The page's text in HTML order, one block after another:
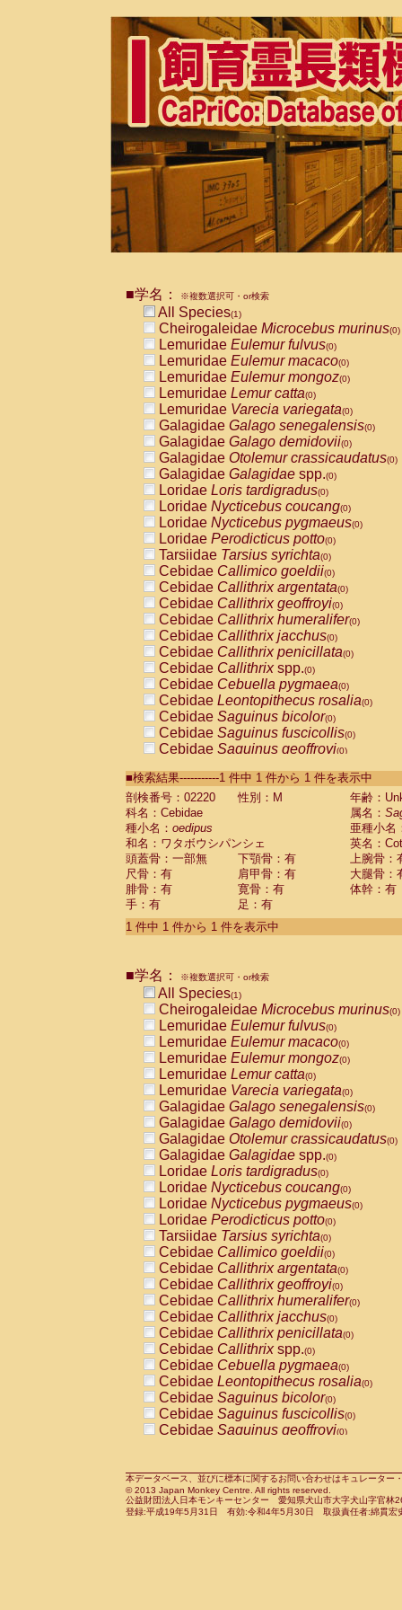
■学名： ※複数選択可・or検索
All Species(1)
Cheirogaleidae Microcebus murinus(0)
Lemuridae Eulemur fulvus(0)
Lemuridae Eulemur macaco(0)
Lemuridae Eulemur mongoz(0)
Lemuridae Lemur catta(0)
Lemuridae Varecia variegata(0)
Galagidae Galago senegalensis(0)
Galagidae Galago demidovii(0)
Galagidae Otolemur crassicaudatus(0)
Galagidae Galagidae spp.(0)
Loridae Loris tardigradus(0)
Loridae Nycticebus coucang(0)
Loridae Nycticebus pygmaeus(0)
Loridae Perodicticus potto(0)
Tarsiidae Tarsius syrichta(0)
Cebidae Callimico goeldii(0)
Cebidae Callithrix argentata(0)
Cebidae Callithrix geoffroyi(0)
Cebidae Callithrix humeralifer(0)
Cebidae Callithrix jacchus(0)
Cebidae Callithrix penicillata(0)
Cebidae Callithrixspp.(0)
Cebidae Cebuella pygmaea(0)
Cebidae Leontopithecus rosalia(0)
Cebidae Saguinus bicolor(0)
Cebidae Saguinus fuscicollis(0)
Cebidae Saguinus geoffroyi(0)
CebidaeSaguinus labiatus(0)
Cebidae Saguinus leucopus (0)
Cebidae
Cebidae
CebidaeSaguinus nigricollis (0)
Cebidae Saguinus oedipus
Cebidae Saguinus weddelli
Cebidae Saguinusspp.
Cebidae Aotus trivirgatus
Cebidae Cebus albifrons
CebidaeCebus nigrivittatus
CebidaeCebus
CebidaeSaimiri boliviensis(0)
CebidaeSaimiri sciureus(0)
AtelidaeAlouatta caraya(0)
AtelidaeAlouatta fusca(0)
AtelidaeAlouatta seniculus
AtelidaeAlouattaspp.(0)
AtelidaeAteles belzebuth(0)
AtelidaeAteles geoffroyi(0)
AtelidaeAteles paniscus(0)
AtelidaeAtelesspp.(0)
Atelidae Lagothrix lagothricha
AtelidaeLagothrix lagothricha cana
PitheciidaeCacajao calvus
PitheciidaeCallicebus cupreus
PitheciidaeCallicebus donacophilus
PitheciidaeCallicebus moloch
PitheciidaeCallicebus torquatus
PitheciidaeCallicebusspp.(0)
PitheciidaeChiropotes satanas(0)
PitheciidaePithecia monachus
PitheciidaePithecia pithecia(0)
CercopithecidaeCercocebus agilis
CercopithecidaeCercocebus
CercopithecidaeCercocebus
CercopithecidaeCercocebus
CercopithecidaeCercocebus
CercopithecidaeCercocebushybrid
CercopithecidaePapio anubis(0)
CercopithecidaePapio cynocephalus
CercopithecidaePapio hamadryas(0)
■検索結果-----------1 件中 1 件から 1 件を表示中
剖検番号：02220
性別：M
年齢：
科名：Cebidae
属名：
種小名： oedipus
亜種小名
和名：ワタボウシパンシェ
英名：
頭蓋骨：一部無
下顎骨：有
上腕骨：
尺骨：有
肩甲骨：有
大腿骨：
腓骨：有
寛骨：有
体幹：有
手：有
足：有
1 件中 1 件から 1 件を表示中
■学名： ※複数選択可・or検索
All Species(1)
Cheirogaleidae Microcebus murinus(0)
Lemuridae Eulemur fulvus(0)
Lemuridae Eulemur macaco(0)
Lemuridae Eulemur mongoz(0)
Lemuridae Lemur catta(0)
Lemuridae Varecia variegata(0)
Galagidae Galago senegalensis(0)
Galagidae Galago demidovii(0)
Galagidae Otolemur crassicaudatus(0)
Galagidae Galagidae spp.(0)
Loridae Loris tardigradus(0)
Loridae Nycticebus coucang(0)
Loridae Nycticebus pygmaeus(0)
Loridae Perodicticus potto(0)
Tarsiidae Tarsius syrichta(0)
Cebidae Callimico goeldii(0)
Cebidae Callithrix argentata(0)
Cebidae Callithrix geoffroyi(0)
Cebidae Callithrix humeralifer(0)
Cebidae Callithrix jacchus(0)
Cebidae Callithrix penicillata(0)
Cebidae Callithrixspp.(0)
Cebidae Cebuella pygmaea(0)
Cebidae Leontopithecus rosalia(0)
Cebidae Saguinus bicolor(0)
Cebidae Saguinus fuscicollis(0)
Cebidae Saguinus geoffroyi(0)
CebidaeSaguinus leucopus(0)
CebidaeSaguinus midas(0)
Cebidae Saguinus mystax(0)
本データベース、並びに標本に関するお問い合わせはキュレータ
© 2013 Japan Monkey Centre. All rights reserved.
公益財団法人日本モンキーセンター 愛知県犬山市大字犬山字官
登録:平成19年5月31日 有効:令和4年5月30日 取扱責任者:綿貫宏